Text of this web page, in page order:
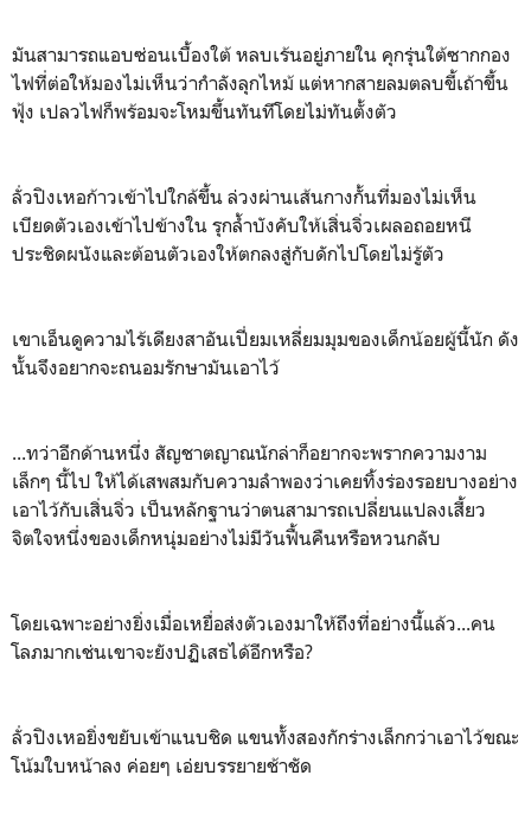
มันสามารถแอบซ่อนเบื้องใต้ หลบเร้นอยู่ภายใน คุกรุ่นใต้ซากกอง
ไฟที่ต่อให้มองไม่เห็นว่ากำลังลุกไหม้ แต่หากสายลมตลบขี้เถ้าขึ้น
ฟุ้ง เปลวไฟก็พร้อมจะโหมขึ้นทันทีโดยไม่ทันตั้งตัว
ลั่วปิงเหอก้าวเข้าไปใกล้ขึ้น ล่วงผ่านเส้นกางกั้นที่มองไม่เห็น
เบียดตัวเองเข้าไปข้างใน รุกล้ำบังคับให้เสิ่นจิ่วเผลอถอยหนี
ประชิดผนังและต้อนตัวเองให้ตกลงสู่กับดักไปโดยไม่รู้ตัว
เขาเอ็นดูความไร้เดียงสาอันเปี่ยมเหลี่ยมมุมของเด็กน้อยผู้นี้นัก ดัง
นั้นจึงอยากจะถนอมรักษามันเอาไว้
...ทว่าอีกด้านหนึ่ง สัญชาตญาณนักล่าก็อยากจะพรากความงาม
เล็กๆ นี้ไป ให้ได้เสพสมกับความลำพองว่าเคยทิ้งร่องรอยบางอย่าง
เอาไว้กับเสิ่นจิ่ว เป็นหลักฐานว่าตนสามารถเปลี่ยนแปลงเสี้ยว
จิตใจหนึ่งของเด็กหนุ่มอย่างไม่มีวันฟื้นคืนหรือหวนกลับ
โดยเฉพาะอย่างยิ่งเมื่อเหยื่อส่งตัวเองมาให้ถึงที่อย่างนี้แล้ว...คน
โลภมากเช่นเขาจะยังปฏิเสธได้อีกหรือ?
ลั่วปิงเหอยิ่งขยับเข้าแนบชิด แขนทั้งสองกักร่างเล็กกว่าเอาไว้ขณะ
โน้มใบหน้าลง ค่อยๆ เอ่ยบรรยายช้าชัด